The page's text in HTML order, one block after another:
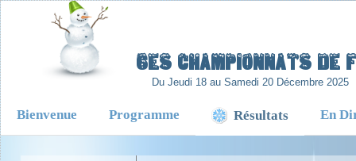
6es Championnats de
Du Jeudi 18 au Samedi 20 Décembre 2025
Bienvenue Programme Résultats En